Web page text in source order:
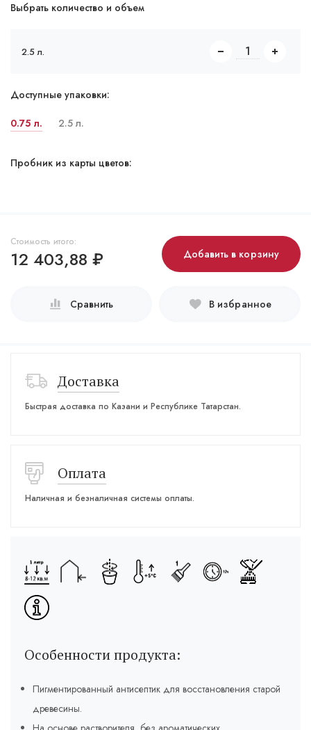
Выбрать количество и объем
2.5 л.
Доступные упаковки:
0.75 л. 2.5 л.
Пробник из карты цветов:
Стоимость итого:
12 403,88 ₽ Добавить в корзину
Сравнить В избранное
Доставка
Быстрая доставка по Казани и Республике Татарстан.
Оплата
Наличная и безналичная системы оплаты.
Особенности продукта:
Пигментированный антисептик для восстановления старой
древесины.